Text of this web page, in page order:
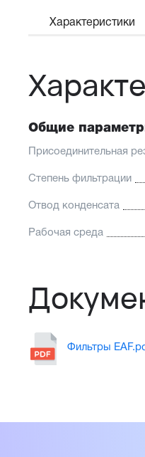
Характеристики
Общие
Присоединительная
Степень фильтрации
Отвод конденсата
Рабочая среда
Фильтры